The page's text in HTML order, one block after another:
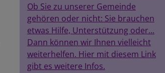
Ob Sie zu unserer Gemeinde
gehören oder nicht: Sie brauchen
etwas Hilfe, Unterstützung oder...
Dann können wir Ihnen vielleicht
weiterhelfen. Hier mit diesem Link
gibt es weitere Infos.